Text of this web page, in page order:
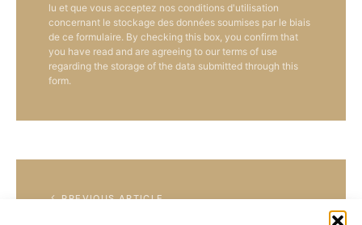
lu et que vous acceptez nos conditions d'utilisation
concernant le stockage des données soumises par le biais
de ce formulaire. By checking this box, you confirm that
you have read and are agreeing to our terms of use
regarding the storage of the data submitted through this
form.
PREVIOUS ARTICLE